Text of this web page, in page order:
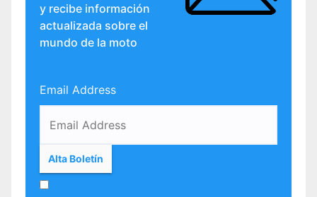
y recibe información
actualizada sobre el
mundo de la moto
Email Address